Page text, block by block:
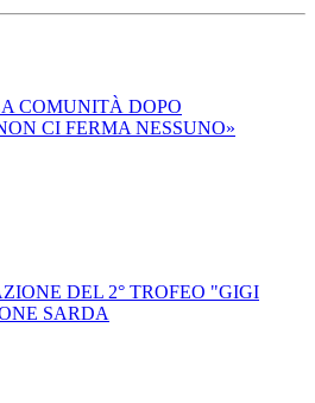
COMUNITÀ DOPO
CI FERMA NESSUNO»
DEL 2° TROFEO "GIGI
SARDA